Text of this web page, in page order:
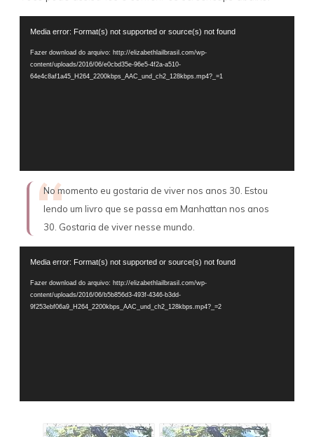
vídeo
Media error: Format(s) not supported or source(s) not found
Fazer download do arquivo: http://elizabethlailbrasil.com/wp-
content/uploads/2016/06/e0cbd35e-96e5-4f2a-a510-
64e4c8af1a45_H264_2200kbps_AAC_und_ch2_128kbps.mp4?_=1
No momento eu gostaria de viver nos anos 30. Estou
lendo um livro que se passa em Manhattan nos anos
30. Gostaria de viver nesse mundo.
vídeo
Media error: Format(s) not supported or source(s) not found
Fazer download do arquivo: http://elizabethlailbrasil.com/wp-
content/uploads/2016/06/b5b856d3-493f-4346-b3dd-
9f253ebf06a9_H264_2200kbps_AAC_und_ch2_128kbps.mp4?_=2